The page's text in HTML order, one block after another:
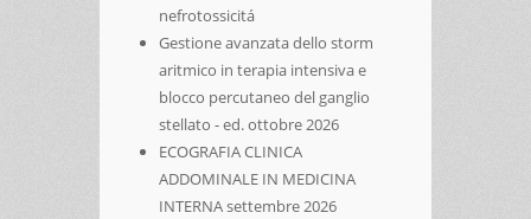
nefrotossicitá
Gestione avanzata dello storm
aritmico in terapia intensiva e
blocco percutaneo del ganglio
stellato - ed. ottobre 2026
ECOGRAFIA CLINICA
ADDOMINALE IN MEDICINA
INTERNA settembre 2026